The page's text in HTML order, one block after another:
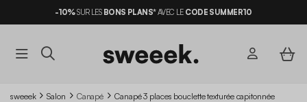
-10%SUR LES BONS PLANS*AVEC LE CODE SUMMER10
sweeek Salon Canapé Canapé 3 places bouclette texturée capitonnée